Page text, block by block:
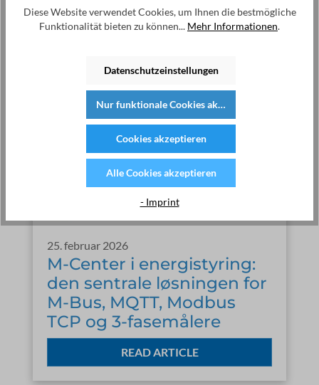
25. februar 2026
M-Center i energistyring:
den sentrale løsningen for
M-Bus, MQTT, Modbus
TCP og 3-fasemålere
READ ARTICLE
Diese Website verwendet Cookies, um Ihnen die bestmögliche
Funktionalität bieten zu können... Mehr Informationen.
Datenschutzeinstellungen
Nur funktionale Cookies akzeptieren
Cookies akzeptieren
Alle Cookies akzeptieren
- Imprint